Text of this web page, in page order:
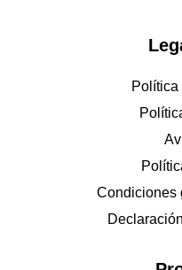
Política
Condiciones